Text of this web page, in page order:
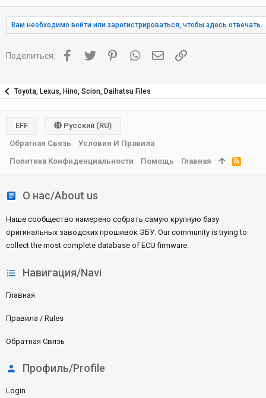
Вам необходимо войти или зарегистрироваться, чтобы здесь отвечать.
Поделиться: Facebook
Twitter PinterestWhatsAppЭлектронная почта
Ссылка
Toyota, Lexus, Hino, Scion, Daihatsu Files
О нас/About us
Наше сообщество намерено собрать самую крупную базу
оригинальных заводских прошивок ЭБУ. Our community is trying to
collect the most complete database of ECU firmware.
Навигация/Navi
Главная
Правила / Rules
Обратная Связь
Профиль/Profile
Login
EFF
Русский (RU)
Обратная Связь
Условия И Правила
Политика Конфиденциальности
Помощь Главная
R
S